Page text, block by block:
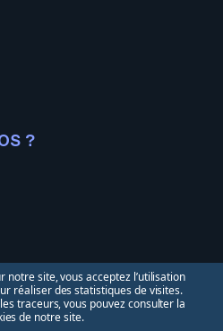
?
notre site, vous acceptez l’utilisation
réaliser des statistiques de visites.
traceurs, vous pouvez consulter la
de notre site.